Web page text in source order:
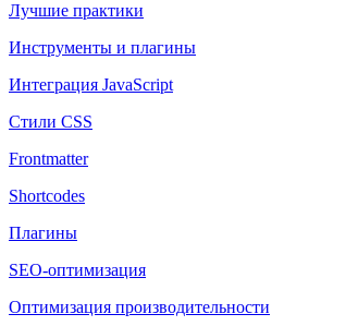
Лучшие практики
Инструменты и плагины
Интеграция JavaScript
Стили CSS
Frontmatter
Shortcodes
Плагины
SEO-оптимизация
Оптимизация производительности